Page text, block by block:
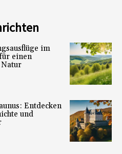
im
einen
Entdecken
und